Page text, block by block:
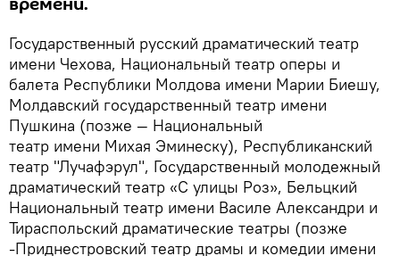
Государственный русский драматический театр
имени Чехова, Национальный театр оперы и
балета Республики Молдова имени Марии Биешу,
Молдавский государственный театр имени
Пушкина (позже — Национальный
театр имени Михая Эминеску), Республиканский
театр "Лучафэрул", Государственный молодежный
драматический театр «С улицы Роз», Бельцкий
Национальный театр имени Василе Александри и
Тираспольский драматические театры (позже
-Приднестровский театр драмы и комедии имени